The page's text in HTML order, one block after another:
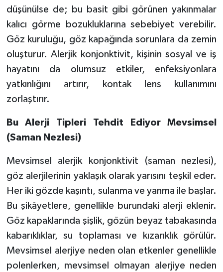
düşünülse de; bu basit gibi görünen yakınmalar
kalıcı görme bozukluklarına sebebiyet verebilir.
Göz kuruluğu, göz kapağında sorunlara da zemin
oluşturur. Alerjik konjonktivit, kişinin sosyal ve iş
hayatını da olumsuz etkiler, enfeksiyonlara
yatkınlığını artırır, kontak lens kullanımını
zorlaştırır.
Bu Alerji Tipleri Tehdit Ediyor Mevsimsel
(Saman Nezlesi)
Mevsimsel alerjik konjonktivit (saman nezlesi),
göz alerjilerinin yaklaşık olarak yarısını teşkil eder.
Her iki gözde kaşıntı, sulanma ve yanma ile başlar.
Bu şikâyetlere, genellikle burundaki alerji eklenir.
Göz kapaklarında şişlik, gözün beyaz tabakasında
kabarıklıklar, su toplaması ve kızarıklık görülür.
Mevsimsel alerjiye neden olan etkenler genellikle
polenlerken, mevsimsel olmayan alerjiye neden